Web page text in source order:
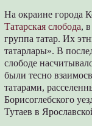
На окраине города
Татарская слобода,
группа татар. Их
татарлары». В
слободе
были тесно
татарами,
Борисоглебского
Тутаев в